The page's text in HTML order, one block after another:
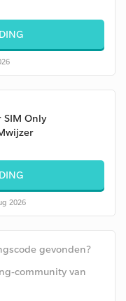
SIM Only
2026
gevonden?
community van